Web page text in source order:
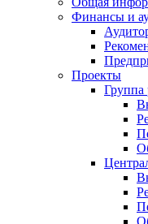
Финансы и
Проекты
Группа